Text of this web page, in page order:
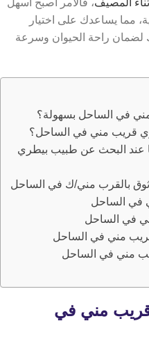
المصيف، فالأمر أصبح أسهل
مما يساعدك على اختيار
راحة الحيوان وسرعة
في الساحل بسهولة؟
قريب مني في الساحل؟
عند البحث عن طبيب بيطري
بالقرب مني/ك في الساحل
في الساحل
في الساحل
مني في الساحل
مني في الساحل
مني في